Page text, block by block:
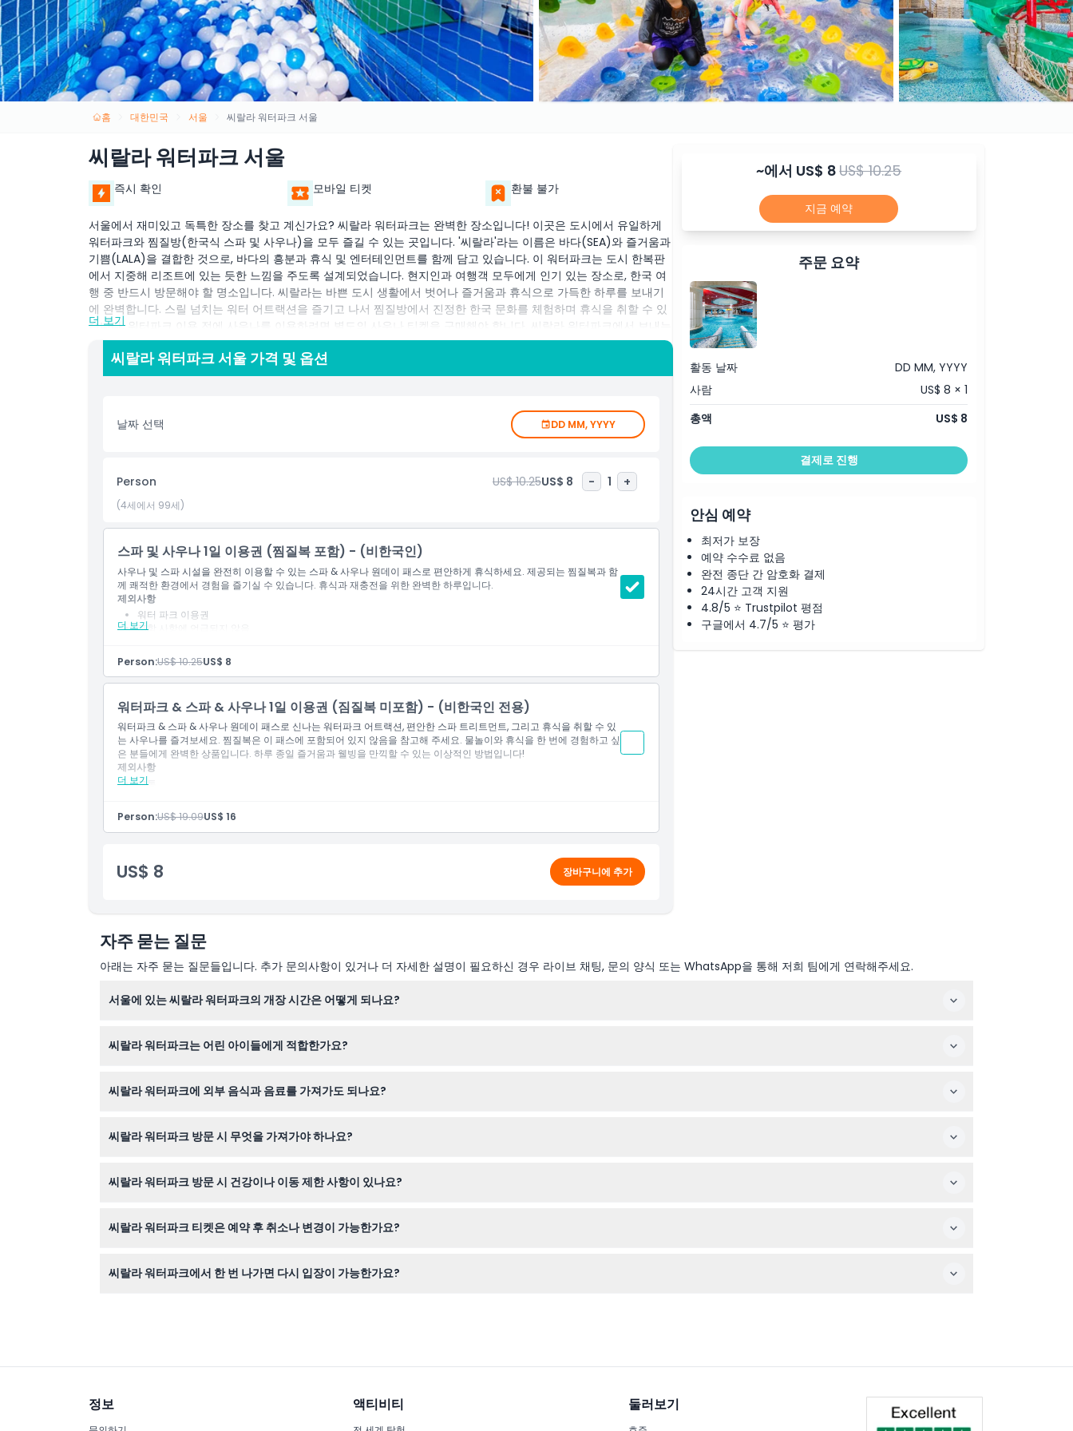
홈 대한민국 서울 씨랄라 워터파크 서울
씨랄라 워터파크 서울
즉시 확인 모바일 티켓 환불 불가
서울에서 재미있고 독특한 장소를 찾고 계신가요? 씨랄라 워터파크는 완벽한 장소입니다! 이곳은 도시에서 유일하게
워터파크와 찜질방(한국식 스파 및 사우나)을 모두 즐길 수 있는 곳입니다. '씨랄라'라는 이름은 바다(SEA)와 즐거움과
기쁨(LALA)을 결합한 것으로, 바다의 흥분과 휴식 및 엔터테인먼트를 함께 담고 있습니다. 이 워터파크는 도시 한복판
에서 지중해 리조트에 있는 듯한 느낌을 주도록 설계되었습니다. 현지인과 여행객 모두에게 인기 있는 장소로, 한국 여
행 중 반드시 방문해야 할 명소입니다. 씨랄라는 바쁜 도시 생활에서 벗어나 즐거움과 휴식으로 가득한 하루를 보내기
에 완벽합니다. 스릴 넘치는 워터 어트랙션을 즐기고 나서 찜질방에서 진정한 한국 문화를 체험하며 휴식을 취할 수 있
습니다. 워터파크 이용 전에 사우나를 이용하려면 별도의 사우나 티켓을 구매해야 합니다. 씨랄라 워터파크에서 보내는
하루는 단순한 즐거움을 넘어 친구나 가족과 잊을 수 없는 추억을 만드는 기회입니다. 이 흥미롭고 편안한 경험을 놓치
지 마세요. 지금 티켓을 구매하고 씨랄라에서 멋진 시간을 즐기세요!
아동 성인 정책
포함되지 않는 사항
적합하지 않은 대상
알아야 할 사항
위치
가는 방법
교환 방법
취소 정책
더 보기
씨랄라 워터파크 서울 가격 및 옵션
날짜 선택 DD MM, YYYY
Person US$ 10.25US$ 8 - 1 +
(4세에서 99세)
스파 및 사우나 1일 이용권 (찜질복 포함) - (비한국인)
사우나 및 스파 시설을 완전히 이용할 수 있는 스파 & 사우나 원데이 패스로 편안하게 휴식하세요. 제공되는 찜질복과 함
께 쾌적한 환경에서 경험을 즐기실 수 있습니다. 휴식과 재충전을 위한 완벽한 하루입니다.
더 보기
제외사항
워터 파크 이용권
포함 사항에 언급되지 않음
명소 입장권
찜질방 및 사우나 12시간 이용권
찜질복
수건 2개
알아야 할 사항
장소를 나간 후에는 재입장이 허용되지 않습니다
36개월 미만 유아는 1그룹당 최대 2명까지 나이 증명서(여권 등)를 제시하면 무료 입장할 수 있습니다
5세 이상 또는 키 100cm 이상 어린이는 혼탕을 이용할 수 없으며, 해당 성별의 목욕탕을 이용해야 합니다
어린이 및 유아는 수영장 입장 시 보호자가 동반해야 합니다
안전을 위해 13세 미만 어린이는 모든 시설 이용 시 보호자를 동반해야 합니다
수영용품 대여는 불가능합니다
튜브, 구명조끼 등은 개인 지참하시거나 수영용품 매장에서 구매해 주시기 바랍니다
물총, 고무튜브(일반 튜브는 허용), 1m 이상 및 바닥이 막힌 보트, 개인 수영용품(오리발, 스노클링 용품 등), 매트는
반입 및 사용이 금지됩니다
SeaLaLa 시설은 질병 예방 및 수질 관리를 위해 출입 제한이 있을 수 있습니다.
음식물은 푸드코트 내에서만 섭취 가능하며, 워터파크 내에서는 음식 섭취가 금지됩니다
래지리버와 수영장의 수온은 31도씨로 유지되며, 이벤트 스파는 37~38도씨, 실내 온도는 27도씨입니다
입장은 영업 종료 2시간 전에 마감됩니다(워터파크 오후 5:00 / 찜질방 오후 7:00)
이용 시간은 12시간이며, 초과 시 시간당 1,000원 추가 요금이 부과됩니다
외부 음식물 및 음료 반입은 금지됩니다
Person:US$ 10.25US$ 8
워터파크 & 스파 & 사우나 1일 이용권 (짐질복 미포함) - (비한국인 전용)
워터파크 & 스파 & 사우나 원데이 패스로 신나는 워터파크 어트랙션, 편안한 스파 트리트먼트, 그리고 휴식을 취할 수 있
는 사우나를 즐겨보세요. 찜질복은 이 패스에 포함되어 있지 않음을 참고해 주세요. 물놀이와 휴식을 한 번에 경험하고 싶
은 분들에게 완벽한 상품입니다. 하루 종일 즐거움과 웰빙을 만끽할 수 있는 이상적인 방법입니다!
더 보기
제외사항
교통
짐질 옷 (3,000원 / 현장 결제)
타월 1,000원으로 2개 대여 가능 (실내 린넨 카운터)
워터파크 + 찜질방 & 사우나 12시간 티켓
이 활동의 특성상 신체 이동이 불편하거나 휠체어를 사용하는 분에게 권장되지 않습니다
장소 내에 외부 음식 및 음료 반입이 금지되어 있습니다
흡연과 음주는 금지되어 있습니다. 직원에게 적발될 경우 즉시 퇴장을 요청받게 됩니다
Person:US$ 19.09US$ 16
US$ 8 장바구니에 추가
~에서 US$ 8US$ 10.25
지금 예약
주문 요약
활동 날짜
DD MM, YYYY
사람
US$ 8 × 1
총액
US$ 8
결제로 진행
안심 예약
최저가 보장
예약 수수료 없음
완전 종단 간 암호화 결제
24시간 고객 지원
4.8/5 ⭐ Trustpilot 평점
구글에서 4.7/5 ⭐ 평가
자주 묻는 질문
아래는 자주 묻는 질문들입니다. 추가 문의사항이 있거나 더 자세한 설명이 필요하신 경우 라이브 채팅, 문의 양식 또는 WhatsApp을 통해 저희 팀에게 연락해주세요.
서울에 있는 씨랄라 워터파크의 개장 시간은 어떻게 되나요?
씨랄라 워터파크는 어린 아이들에게 적합한가요?
씨랄라 워터파크에 외부 음식과 음료를 가져가도 되나요?
씨랄라 워터파크 방문 시 무엇을 가져가야 하나요?
씨랄라 워터파크 방문 시 건강이나 이동 제한 사항이 있나요?
씨랄라 워터파크 티켓은 예약 후 취소나 변경이 가능한가요?
씨랄라 워터파크에서 한 번 나가면 다시 입장이 가능한가요?
정보 액티비티 둘러보기